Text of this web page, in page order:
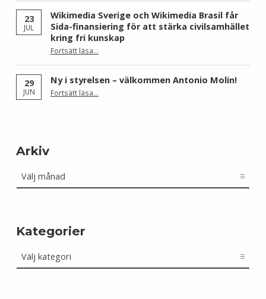
23
JUL
Wikimedia Sverige och Wikimedia Brasil får
Sida-finansiering för att stärka civilsamhället
kring fri kunskap
Fortsätt läsa“Wikimedia Sverige och Wikimedia Brasil får Sida-finansiering för att stärka civilsamhället kring fri kunskap”
…
29
JUN
Ny i styrelsen – välkommen Antonio Molin!
Fortsätt läsa“Ny i styrelsen – välkommen Antonio Molin!”
…
Arkiv
Kategorier